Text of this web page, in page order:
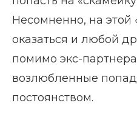
Несомненно, на этой
оказаться и любой
помимо экс-
возлюбленные
постоянством.